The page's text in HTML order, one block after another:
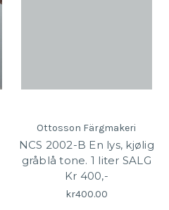
Ottosson Färgmakeri
NCS 2002-B En lys, kjølig
gråblå tone. 1 liter SALG
Kr 400,-
kr400.00